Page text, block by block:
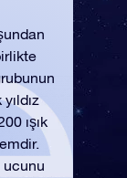
ışık
ucunu